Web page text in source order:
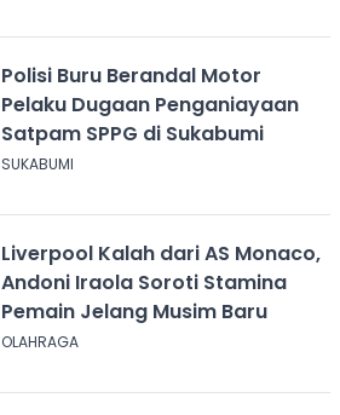
Polisi Buru Berandal Motor
Pelaku Dugaan Penganiayaan
Satpam SPPG di Sukabumi
SUKABUMI
Liverpool Kalah dari AS Monaco,
Andoni Iraola Soroti Stamina
Pemain Jelang Musim Baru
OLAHRAGA